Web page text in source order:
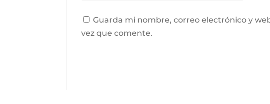
Guarda mi nombre, correo electrónico y
vez que comente.